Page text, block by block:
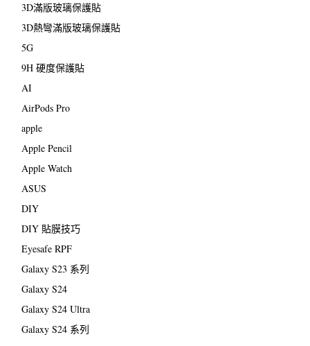
3D滿版玻璃保護貼
3D熱彎滿版玻璃保護貼
5G
9H 硬度保護貼
AI
AirPods Pro
apple
Apple Pencil
Apple Watch
ASUS
DIY
DIY 貼膜技巧
Eyesafe RPF
Galaxy S23 系列
Galaxy S24
Galaxy S24 Ultra
Galaxy S24 系列